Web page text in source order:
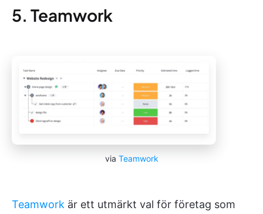
5. Teamwork
via Teamwork
Teamwork är ett utmärkt val för företag som